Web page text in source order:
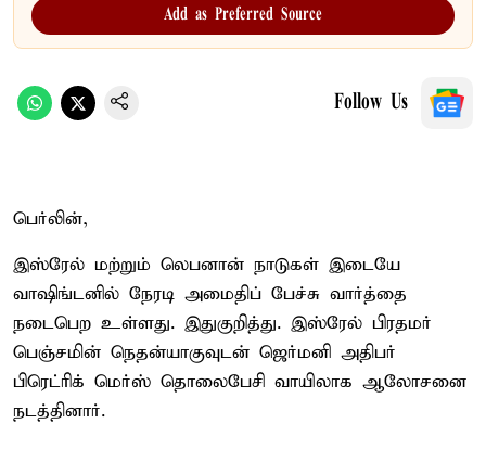
Add as Preferred Source
Follow Us
பெர்லின்,
இஸ்ரேல் மற்றும் லெபனான் நாடுகள் இடையே
வாஷிங்டனில் நேரடி அமைதிப் பேச்சு வார்த்தை
நடைபெற உள்ளது. இதுகுறித்து. இஸ்ரேல் பிரதமர்
பெஞ்சமின் நெதன்யாகுவுடன் ஜெர்மனி அதிபர்
பிரெட்ரிக் மெர்ஸ் தொலைபேசி வாயிலாக ஆலோசனை
நடத்தினார்.